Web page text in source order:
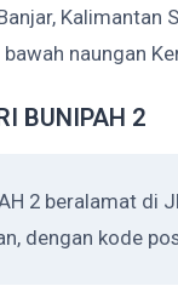
Kalimantan
bawah naungan
BUNIPAH 2
2 beralamat di
dengan kode